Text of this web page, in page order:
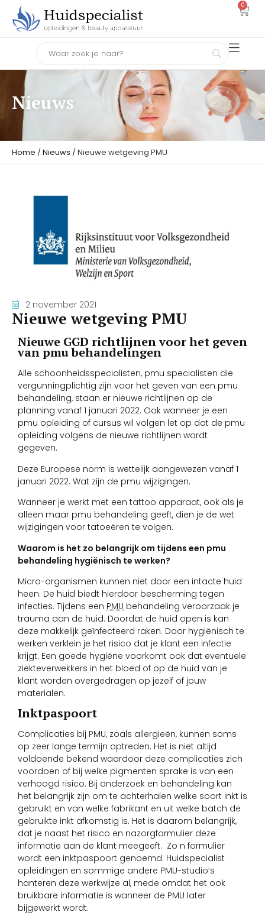
0
Nieuws
Home /Nieuws / Nieuwe wetgeving PMU
Nieuwe wetgeving PMU
Nieuwe GGD richtlijnen voor het geven
van pmu behandelingen
Alle schoonheidsspecialisten, pmu specialisten die
vergunningplichtig zijn voor het geven van een pmu
behandeling, staan er nieuwe richtlijnen op de
planning vanaf 1 januari 2022. Ook wanneer je een
pmu opleiding of cursus wil volgen let op dat de pmu
opleiding volgens de nieuwe richtlijnen wordt
gegeven.
Deze Europese norm is wettelijk aangewezen vanaf 1
januari 2022. Wat zijn de pmu wijzigingen.
Wanneer je werkt met een tattoo apparaat, ook als je
alleen maar pmu behandeling geeft, dien je de wet
wijzigingen voor tatoeëren te volgen.
Waarom is het zo belangrijk om tijdens een pmu
behandeling hygiënisch te werken?
Micro-organismen kunnen niet door een intacte huid
heen. De huid biedt hierdoor bescherming tegen
infecties. Tijdens een PMU behandeling veroorzaak je
trauma aan de huid. Doordat de huid open is kan
deze makkelijk geïnfecteerd raken. Door hygiënisch te
werken verklein je het risico dat je klant een infectie
krijgt. Een goede hygiëne voorkomt ook dat eventuele
ziekteverwekkers in het bloed of op de huid van je
klant worden overgedragen op jezelf of jouw
materialen.
Inktpaspoort
Complicaties bij PMU, zoals allergieën, kunnen soms
op zeer lange termijn optreden. Het is niet altijd
voldoende bekend waardoor deze complicaties zich
voordoen of bij welke pigmenten sprake is van een
verhoogd risico. Bij onderzoek en behandeling kan
het belangrijk zijn om te achterhalen welke soort inkt is
gebruikt en van welke fabrikant en uit welke batch de
gebruikte inkt afkomstig is. Het is daarom belangrijk,
dat je naast het risico en nazorgformulier deze
informatie aan de klant meegeeft. Zo n formulier
wordt een inktpaspoort genoemd. Huidspecialist
opleidingen en sommige andere PMU-studio’s
hanteren deze werkwijze al, mede omdat het ook
bruikbare informatie is wanneer de PMU later
bijgewerkt wordt.
2 november 2021